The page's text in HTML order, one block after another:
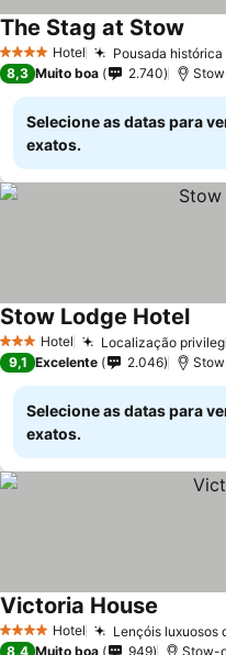
4 EstrelasHotel Pousada
The Stag at Stow
8,3 Muito boa 2.740
Selecione as datas para
exatos.
3 EstrelasHotel Localização
Stow Lodge HotelVer
9,1 Excelente 2.046
Selecione as datas para
exatos.
4 EstrelasHotel Lençóis luxuosos
Victoria House
8,4 Muito boa 949 Stow-